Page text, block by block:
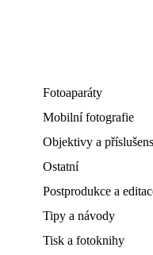
Fotoaparáty
Mobilní fotografie
Objektivy a
Ostatní
Postprodukce a
Tipy a návody
Tisk a fotoknihy